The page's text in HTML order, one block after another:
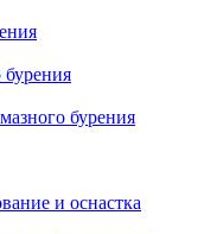
бурения
бурения
и оснастка